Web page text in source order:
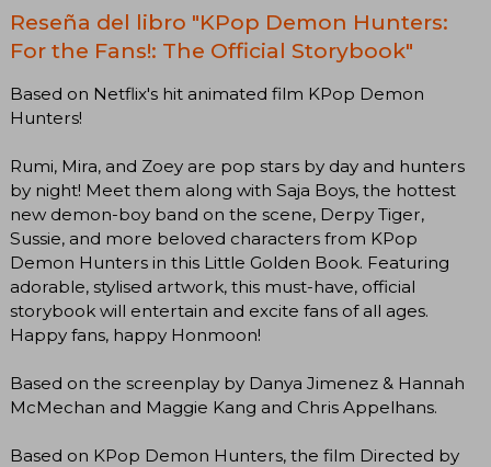
Reseña del libro "KPop Demon Hunters:
For the Fans!: The Official Storybook"
Based on Netflix's hit animated film KPop Demon
Hunters!
Rumi, Mira, and Zoey are pop stars by day and hunters
by night! Meet them along with Saja Boys, the hottest
new demon-boy band on the scene, Derpy Tiger,
Sussie, and more beloved characters from KPop
Demon Hunters in this Little Golden Book. Featuring
adorable, stylised artwork, this must-have, official
storybook will entertain and excite fans of all ages.
Happy fans, happy Honmoon!
Based on the screenplay by Danya Jimenez & Hannah
McMechan and Maggie Kang and Chris Appelhans.
Based on KPop Demon Hunters, the film Directed by